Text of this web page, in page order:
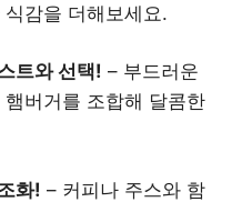
감을 더해보세요.
트와 선택! – 부드러운
버거를 조합해 달콤한
화! – 커피나 주스와 함